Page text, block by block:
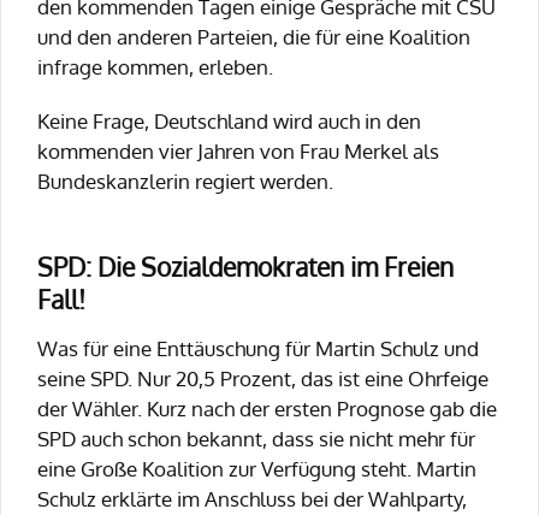
den kommenden Tagen einige Gespräche mit CSU
und den anderen Parteien, die für eine Koalition
infrage kommen, erleben.
Keine Frage, Deutschland wird auch in den
kommenden vier Jahren von Frau Merkel als
Bundeskanzlerin regiert werden.
SPD: Die Sozialdemokraten im Freien
Fall!
Was für eine Enttäuschung für Martin Schulz und
seine SPD. Nur 20,5 Prozent, das ist eine Ohrfeige
der Wähler. Kurz nach der ersten Prognose gab die
SPD auch schon bekannt, dass sie nicht mehr für
eine Große Koalition zur Verfügung steht. Martin
Schulz erklärte im Anschluss bei der Wahlparty,